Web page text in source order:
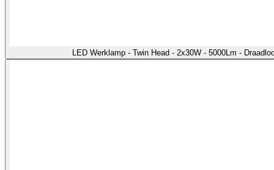
LED Werklamp - Twin Head - 2x30W - 5000Lm -